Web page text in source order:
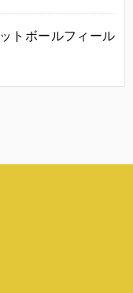
トボールフィール